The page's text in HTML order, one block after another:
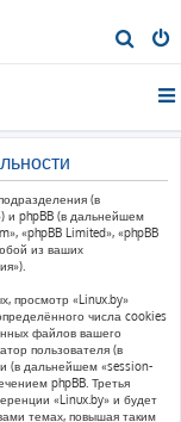
о
(в
и phpBB (в дальнейшем
«phpBB Limited», «phpBB
из ваших
просмотр «Linux.by»
числа cookies
файлов вашего
пользователя (в
(в дальнейшем «session-
phpBB. Третья
«Linux.by» и будет
темах, повышая таким